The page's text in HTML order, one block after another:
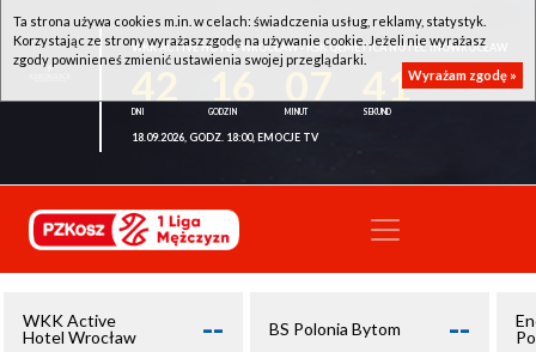
WKK ACTIVE HOTEL WROCŁAW - KSK QEMETICA NOTEĆ INOWROCŁAW
41
18.09.2026, GODZ. 18:00, EMOCJE TV
WKK Active
Hotel Wrocław
-- BS Polonia Bytom --
Ta strona używa cookies m.in. w celach: świadczenia usług, reklamy, statystyk.
Korzystając ze strony wyrażasz zgodę na używanie cookie. Jeżeli nie wyrażasz
zgody powinieneś zmienić ustawienia swojej przeglądarki.
Wyrażam zgodę »